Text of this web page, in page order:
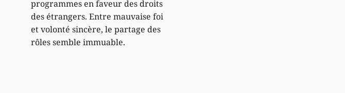
programmes en faveur des droits
des étrangers. Entre mauvaise foi
et volonté sincère, le partage des
rôles semble immuable.